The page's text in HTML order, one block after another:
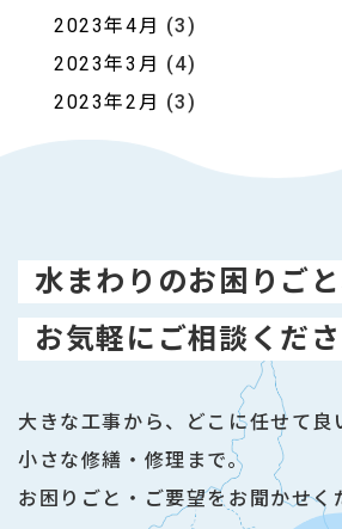
2023年4月 (3)
2023年3月 (4)
2023年2月 (3)
水まわりのお困りごと
お気軽にご相談くださ
大きな工事から、どこに任せて良
小さな修繕・修理まで。
お困りごと・ご要望をお聞かせく